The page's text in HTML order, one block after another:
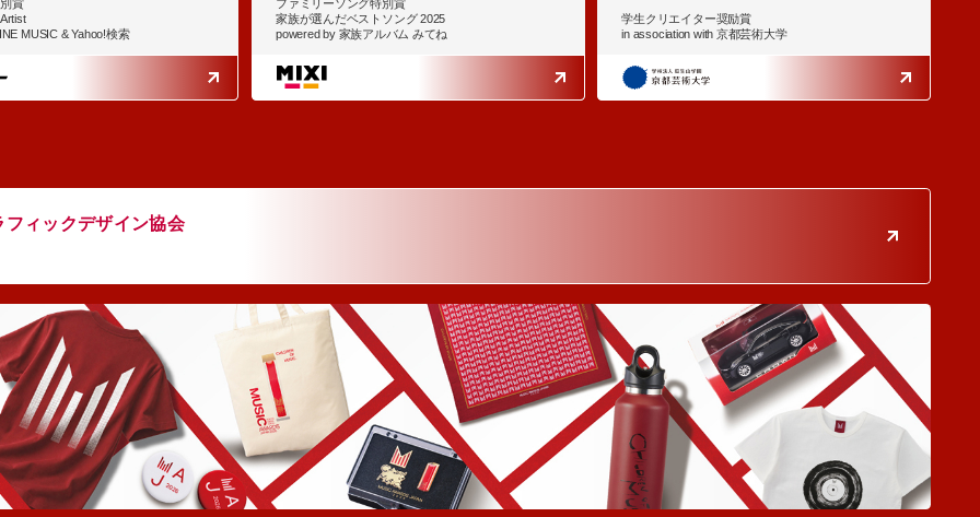
賞
MUSIC & Yahoo!検索
ファミリーソング特別賞
家族が選んだベストソング 2025
powered by 家族アルバム みてね
学生クリエイター奨励賞
in association with 京都芸術大学
ィックデザイン協会